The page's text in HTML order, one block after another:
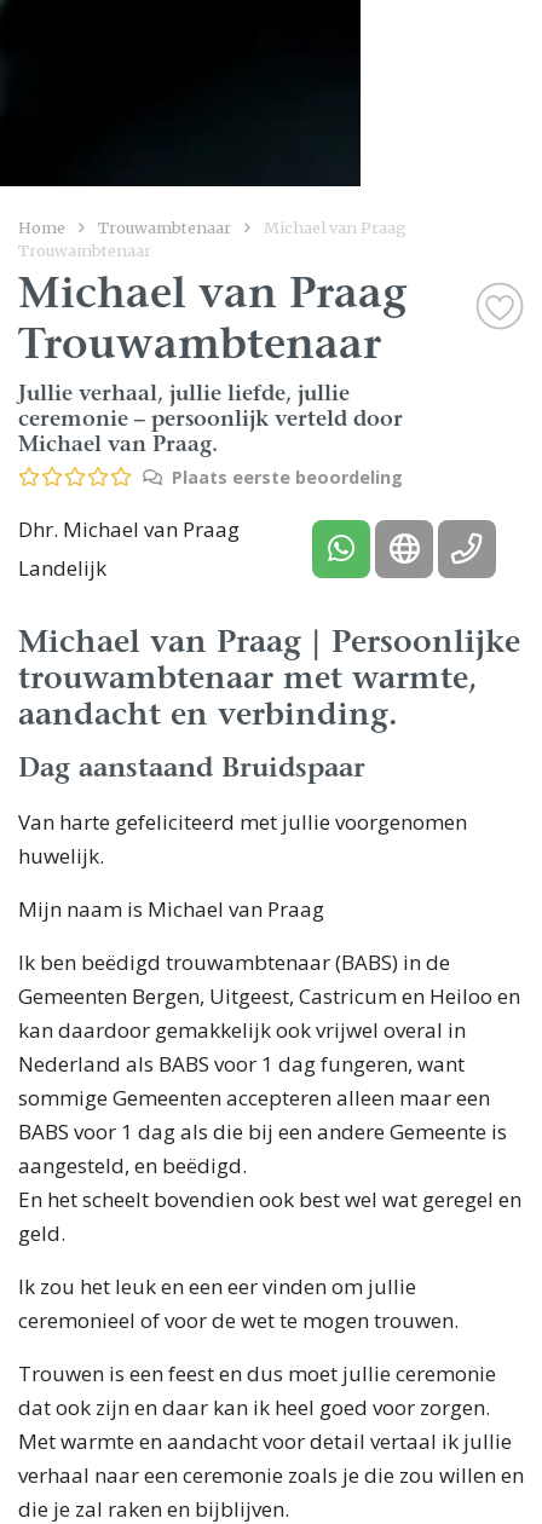
Home Trouwambtenaar
Michael van Praag
Trouwambtenaar
Michael van Praag
Trouwambtenaar
Jullie verhaal, jullie liefde, jullie
ceremonie – persoonlijk verteld door
Michael van Praag.
Plaats eerste beoordeling
Dhr. Michael van Praag
Landelijk
Michael van Praag | Persoonlijke
trouwambtenaar met warmte,
aandacht en verbinding.
Dag aanstaand Bruidspaar
Van harte gefeliciteerd met jullie voorgenomen
huwelijk.
Mijn naam is Michael van Praag
Ik ben beëdigd trouwambtenaar (BABS) in de
Gemeenten Bergen, Uitgeest, Castricum en Heiloo en
kan daardoor gemakkelijk ook vrijwel overal in
Nederland als BABS voor 1 dag fungeren, want
sommige Gemeenten accepteren alleen maar een
BABS voor 1 dag als die bij een andere Gemeente is
aangesteld, en beëdigd.
En het scheelt bovendien ook best wel wat geregel en
geld.
Ik zou het leuk en een eer vinden om jullie
ceremonieel of voor de wet te mogen trouwen.
Trouwen is een feest en dus moet jullie ceremonie
dat ook zijn en daar kan ik heel goed voor zorgen.
Met warmte en aandacht voor detail vertaal ik jullie
verhaal naar een ceremonie zoals je die zou willen en
die je zal raken en bijblijven.